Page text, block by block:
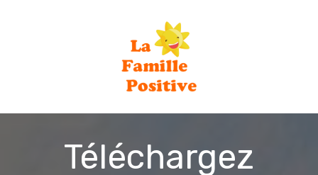
Téléchargez